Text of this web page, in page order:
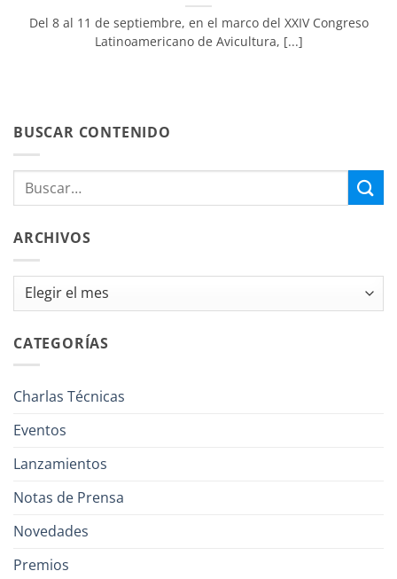
Del 8 al 11 de septiembre, en el marco del XXIV Congreso
Latinoamericano de Avicultura, [...]
BUSCAR CONTENIDO
ARCHIVOS
Archivos
CATEGORÍAS
Charlas Técnicas
Eventos
Lanzamientos
Notas de Prensa
Novedades
Premios